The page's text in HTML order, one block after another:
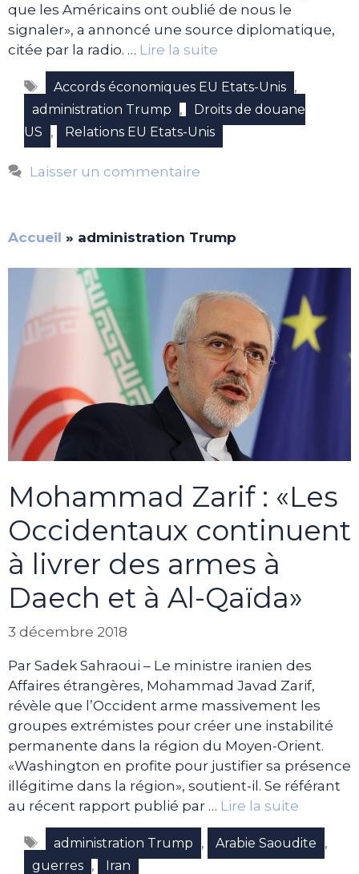
que les Américains ont oublié de nous le
signaler», a annoncé une source diplomatique,
citée par la radio. … Lire la suite
Étiquettes
Accords économiques EU Etats-Unis ,
administration Trump ,
Droits de douane
US
, Relations EU Etats-Unis
Laisser un commentaire
Accueil » administration Trump
Mohammad Zarif : «Les
Occidentaux continuent
à livrer des armes à
Daech et à Al-Qaïda»
3 décembre 2018
Par Sadek Sahraoui – Le ministre iranien des
Affaires étrangères, Mohammad Javad Zarif,
révèle que l’Occident arme massivement les
groupes extrémistes pour créer une instabilité
permanente dans la région du Moyen-Orient.
«Washington en profite pour justifier sa présence
illégitime dans la région», soutient-il. Se référant
au récent rapport publié par … Lire la suite
Étiquettes
administration Trump , Arabie Saoudite ,
guerres , Iran